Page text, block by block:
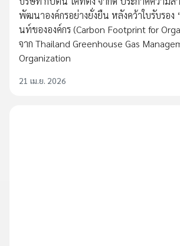
พัฒนาองค์กรอย่างยั่งยืน หลังคว้าใบรับรอ
นท์ขององค์กร (Carbon Footprint for
จาก Thailand Greenhouse Gas
Organization
21 เม.ย. 2026